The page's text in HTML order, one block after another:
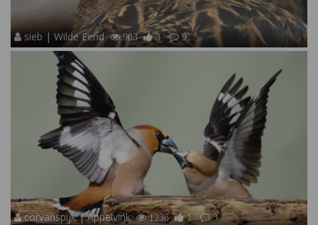
sieb | Wilde Eend 903 3 9
corvanspijk | Appelvink 1236 1 3